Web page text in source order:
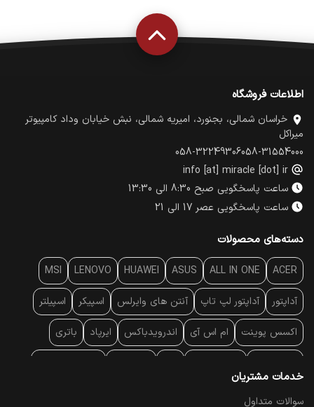
اطلاعات فروشگاه
خراسان شمالی، بجنورد، امیریه شمالی، نبش خیابان وداد کامپیوتر
میراکل
058-31554000
058-32249306
info [at] miracle [dot] ir
ساعت پاسخگویی صبح 8:30 الی 13:30
ساعت پاسخگویی عصر 17 الی 21
دسته‌های محصولات
ACER
ALL IN ONE
ASUS
HUAWEI
LENOVO
MSI
آداپتور آداپتور لپ تاپ آنتن‌ های وایرلس اسپیکر اسپیلتر
اکسس پوینت ام اس آی اندرویدباکس ایرپاد باتری
پایه سقفی
خدمات مشتریان
سوالات متداول